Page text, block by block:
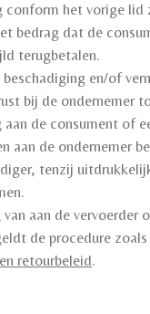
conform het vorige lid
bedrag dat de
terugbetalen.
en/of
bij de ondernemer
aan de consument of
aan de ondernemer
tenzij
aan de vervoerder
de procedure zoals
retourbeleid.